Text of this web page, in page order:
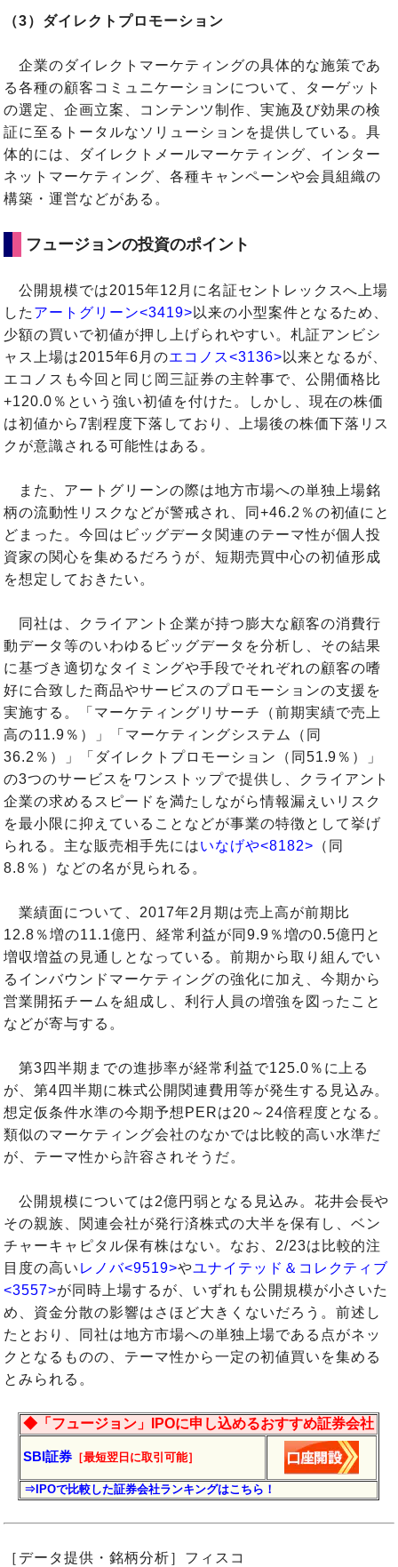
（3）ダイレクトプロモーション
企業のダイレクトマーケティングの具体的な施策であ
る各種の顧客コミュニケーションについて、ターゲット
の選定、企画立案、コンテンツ制作、実施及び効果の検
証に至るトータルなソリューションを提供している。具
体的には、ダイレクトメールマーケティング、インター
ネットマーケティング、各種キャンペーンや会員組織の
構築・運営などがある。
フュージョンの投資のポイント
公開規模では2015年12月に名証セントレックスへ上場
した アートグリーン<3419> 以来の小型案件となるため、
少額の買いで初値が押し上げられやすい。札証アンビシ
ャス上場は2015年6月のエコノス<3136> 以来となるが、
エコノスも今回と同じ岡三証券の主幹事で、公開価格比
+120.0％という強い初値を付けた。しかし、現在の株価
は初値から7割程度下落しており、上場後の株価下落リス
クが意識される可能性はある。
また、アートグリーンの際は地方市場への単独上場銘
柄の流動性リスクなどが警戒され、同+46.2％の初値にと
どまった。今回はビッグデータ関連のテーマ性が個人投
資家の関心を集めるだろうが、短期売買中心の初値形成
を想定しておきたい。
同社は、クライアント企業が持つ膨大な顧客の消費行
動データ等のいわゆるビッグデータを分析し、その結果
に基づき適切なタイミングや手段でそれぞれの顧客の嗜
好に合致した商品やサービスのプロモーションの支援を
実施する。「マーケティングリサーチ（前期実績で売上
高の11.9％）」「マーケティングシステム（同
36.2％）」「ダイレクトプロモーション（同51.9％）」
の3つのサービスをワンストップで提供し、クライアント
企業の求めるスピードを満たしながら情報漏えいリスク
を最小限に抑えていることなどが事業の特徴として挙げ
られる。主な販売相手先にはいなげや<8182> （同
8.8％）などの名が見られる。
業績面について、2017年2月期は売上高が前期比
12.8％増の11.1億円、経常利益が同9.9％増の0.5億円と
増収増益の見通しとなっている。前期から取り組んでい
るインバウンドマーケティングの強化に加え、今期から
営業開拓チームを組成し、利行人員の増強を図ったこと
などが寄与する。
第3四半期までの進捗率が経常利益で125.0％に上る
が、第4四半期に株式公開関連費用等が発生する見込み。
想定仮条件水準の今期予想PERは20～24倍程度となる。
類似のマーケティング会社のなかでは比較的高い水準だ
が、テーマ性から許容されそうだ。
公開規模については2億円弱となる見込み。花井会長や
その親族、関連会社が発行済株式の大半を保有し、ベン
チャーキャピタル保有株はない。なお、2/23は比較的注
目度の高い レノバ<9519>やユナイテッド＆コレクティブ
<3557>が同時上場するが、いずれも公開規模が小さいた
め、資金分散の影響はさほど大きくないだろう。前述し
たとおり、同社は地方市場への単独上場である点がネッ
クとなるものの、テーマ性から一定の初値買いを集める
とみられる。
◆「フュージョン」IPOに申し込めるおすすめ証券会社
SBI証券 ［最短翌日に取引可能］
⇒IPOで比較した証券会社ランキングはこちら！
［データ提供・銘柄分析］フィスコ